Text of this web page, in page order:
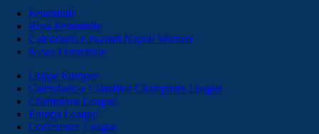
Femminile
Rosa Femminile
Calendario e risultati Napoli Women
News Femminile
Coppe Europee
Calendario e Classifica Champions League
Champions League
Europa League
Conference League